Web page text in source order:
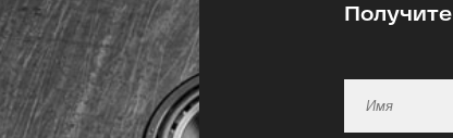
Получите